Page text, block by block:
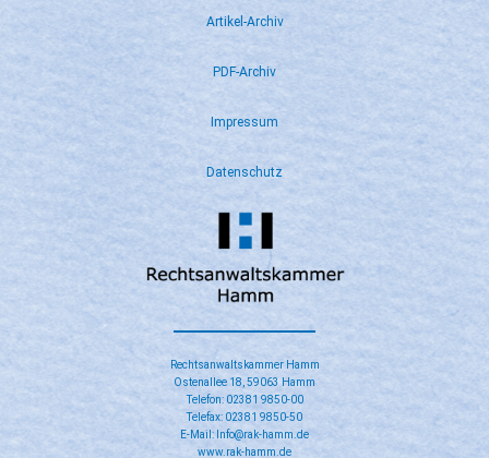
Artikel-Archiv
PDF-Archiv
Impressum
Datenschutz
Rechtsanwaltskammer Hamm
Ostenallee 18, 59063 Hamm
Telefon: 02381 9850-00
Telefax: 02381 9850-50
E-Mail: Info@rak-hamm.de
www.rak-hamm.de